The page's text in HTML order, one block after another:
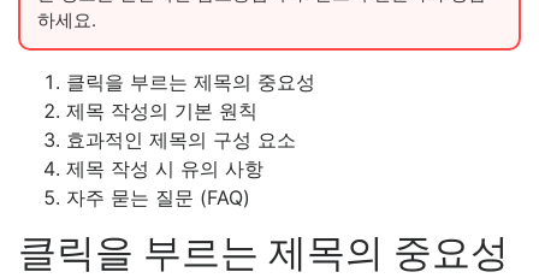
하세요.
클릭을 부르는 제목의 중요성
제목 작성의 기본 원칙
효과적인 제목의 구성 요소
제목 작성 시 유의 사항
자주 묻는 질문 (FAQ)
클릭을 부르는 제목의 중요성